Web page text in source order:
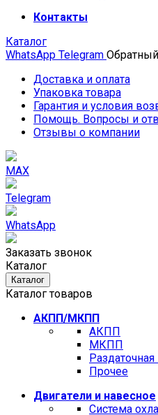
Контакты
Каталог
WhatsApp Telegram
Доставка и оплата
Упаковка товара
Гарантия и условия
Помощь. Вопросы и
Отзывы о компании
MAX
Telegram
WhatsApp
Заказать звонок
Каталог
Каталог
Каталог товаров
АКПП/МКПП
АКПП
МКПП
Прочее
Двигатели и навесное
Cистема